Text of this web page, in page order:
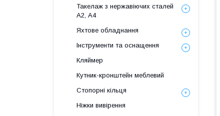
Такелаж з нержавіючих сталей
А2, А4
Яхтове обладнання
Інструменти та оснащення
Кляймер
Кутник-кронштейн меблевий
Стопорні кільця
Ніжки вивірення